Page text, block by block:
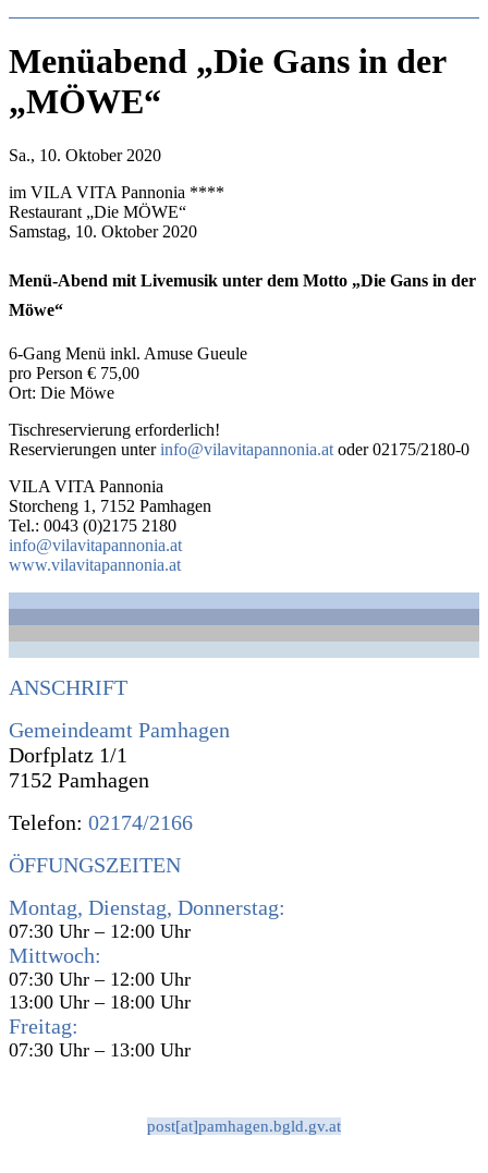
Menüabend „Die Gans in der
„MÖWE“
Sa., 10. Oktober 2020
im VILA VITA Pannonia ****
Restaurant „Die MÖWE“
Samstag, 10. Oktober 2020
Menü-Abend mit Livemusik unter dem Motto „Die Gans in der
Möwe“
6-Gang Menü inkl. Amuse Gueule
pro Person € 75,00
Ort: Die Möwe
Tischreservierung erforderlich!
Reservierungen unterinfo@vilavitapannonia.at oder 02175/2180-0
VILA VITA Pannonia
Storcheng 1, 7152 Pamhagen
Tel.: 0043 (0)2175 2180
info@vilavitapannonia.at
www.vilavitapannonia.at
ANSCHRIFT
Gemeindeamt Pamhagen
Dorfplatz 1/1
7152 Pamhagen
Telefon: 02174/2166
ÖFFUNGSZEITEN
Montag, Dienstag, Donnerstag:
07:30 Uhr – 12:00 Uhr
Mittwoch:
07:30 Uhr – 12:00 Uhr
13:00 Uhr – 18:00 Uhr
Freitag:
07:30 Uhr – 13:00 Uhr
post[at]pamhagen.bgld.gv.at